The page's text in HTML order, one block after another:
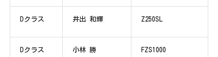
Dクラス 井出 和輝 Z250SL
Dクラス 小林 勝 FZS1000